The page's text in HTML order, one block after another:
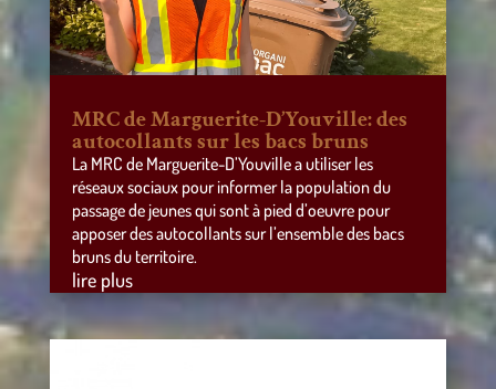
MRC de Marguerite-D’Youville: des
autocollants sur les bacs bruns
La MRC de Marguerite-D’Youville a utiliser les
réseaux sociaux pour informer la population du
passage de jeunes qui sont à pied d’oeuvre pour
apposer des autocollants sur l’ensemble des bacs
bruns du territoire.
lire plus